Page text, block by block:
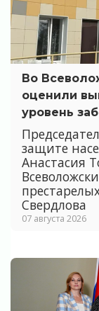
Во
оценили
уровень
защите
Анастасия
Свердлова
07 августа 2026